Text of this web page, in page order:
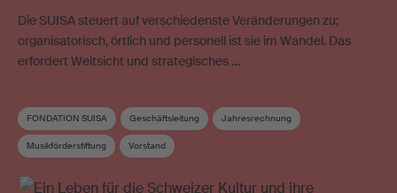
Die SUISA steuert auf verschiedenste Veränderungen zu;
organisatorisch, örtlich und personell ist sie im Wandel. Das
erfordert Weitsicht und strategisches …
FONDATION SUISA Geschäftsleitung Jahresrechnung
Musikförderstiftung Vorstand